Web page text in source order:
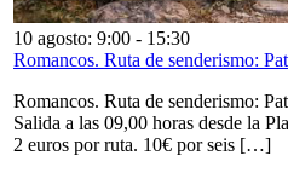
10 agosto: 9:00 - 15:30
Romancos. Ruta de senderismo:
Romancos. Ruta de senderismo:
Salida a las 09,00 horas desde la
2 euros por ruta. 10€ por seis […]